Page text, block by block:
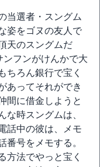
当選者・スングム
姿をゴヌの友人で
天のスングムだ
ンフンがけんかで大
ちろん銀行で宝く
あってそれができ
間に借金しようと
な時スングムは、
話中の彼は、メモ
番号をメモする。
方法でやっと宝く